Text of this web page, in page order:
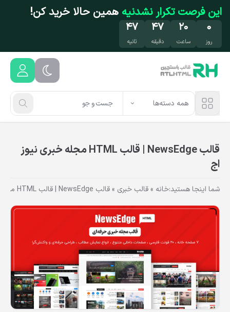
رفتن به محتوای اصلی
این فرصت تکرار نشدنیه همین حالا خرید کن!
۰
روز
۲۰
ساعت
۴۷
دقیقه
۴۶
ثانیه
همه دسته‌ها
قالب NewsEdge | قالب HTML مجله خبری نیوز
اج
شما اینجا هستید:خانه »قالب خبری »قالب NewsEdge | قالب HTML مجله خبری نیوز اج